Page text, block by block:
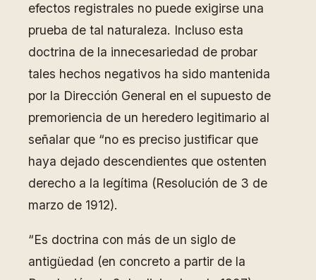
efectos registrales no puede exigirse una
prueba de tal naturaleza. Incluso esta
doctrina de la innecesariedad de probar
tales hechos negativos ha sido mantenida
por la Dirección General en el supuesto de
premoriencia de un heredero legitimario al
señalar que “no es preciso justificar que
haya dejado descendientes que ostenten
derecho a la legítima (Resolución de 3 de
marzo de 1912).
“Es doctrina con más de un siglo de
antigüedad (en concreto a partir de la